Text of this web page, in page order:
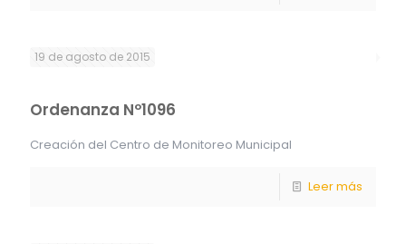
19 de agosto de 2015
Ordenanza Nº1096
Creación del Centro de Monitoreo Municipal
Leer más